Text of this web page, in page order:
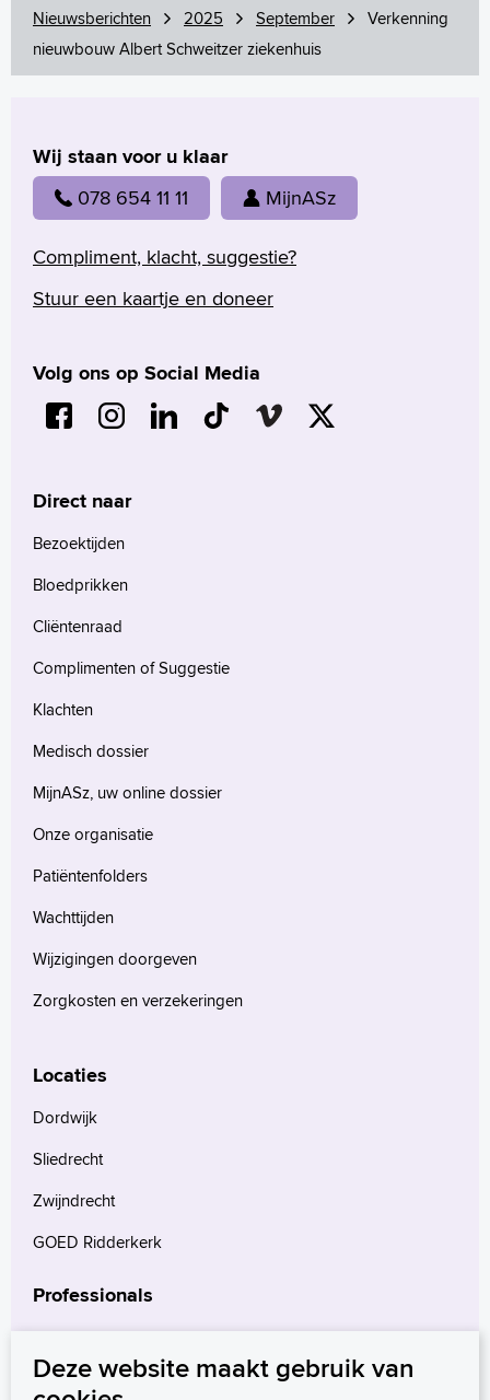
Nieuwsberichten
2025 September
Verkenning
nieuwbouw Albert Schweitzer ziekenhuis
Wij staan voor u klaar
078 654 11 11 MijnASz
Compliment, klacht, suggestie?
Stuur een kaartje en doneer
Volg ons op Social Media
Direct naar
Bezoektijden
Bloedprikken
Cliëntenraad
Complimenten of Suggestie
Klachten
Medisch dossier
MijnASz, uw online dossier
Onze organisatie
Patiëntenfolders
Wachttijden
Wijzigingen doorgeven
Zorgkosten en verzekeringen
Locaties
Dordwijk
Sliedrecht
Zwijndrecht
GOED Ridderkerk
Professionals
Verwijzers
Wetenschappelijk onderzoek
Deze website maakt gebruik van